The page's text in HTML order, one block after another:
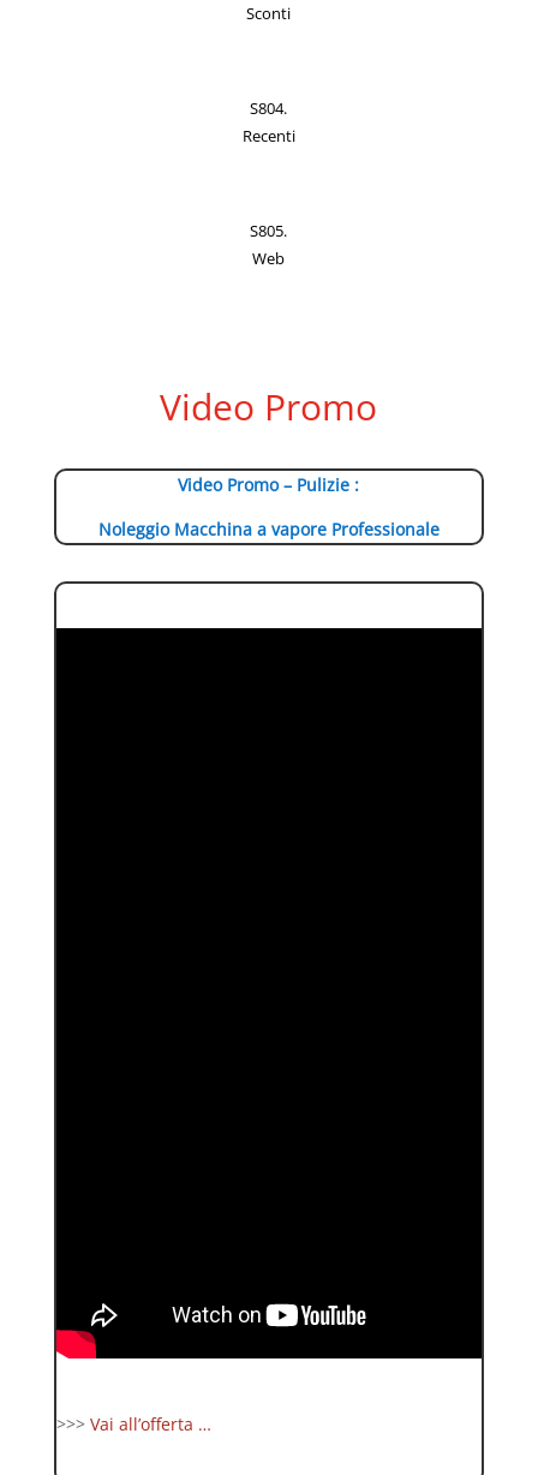
Sconti
S804.
Recenti
S805.
Web
Video Promo
Video Promo – Pulizie :
Noleggio Macchina a vapore Professionale
>>> Vai all’offerta …